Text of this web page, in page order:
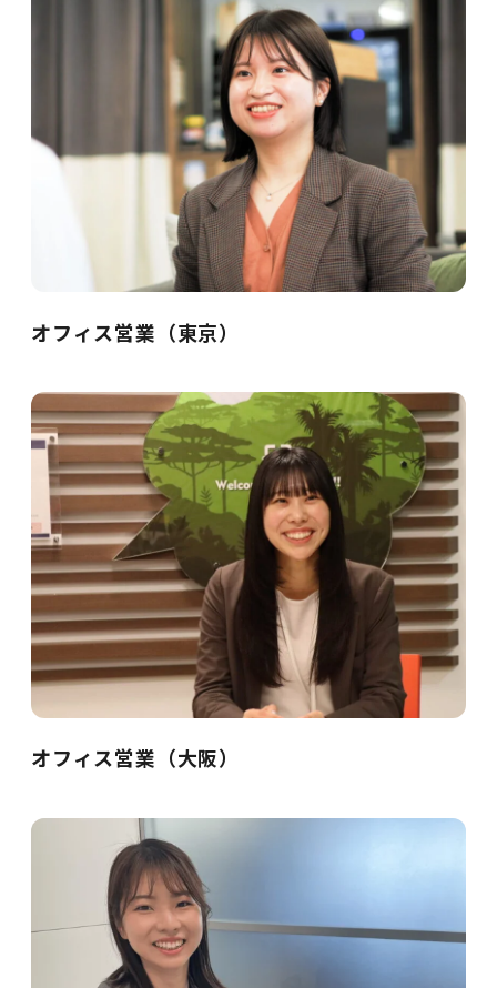
オフィス営業（東京）
オフィス営業（大阪）